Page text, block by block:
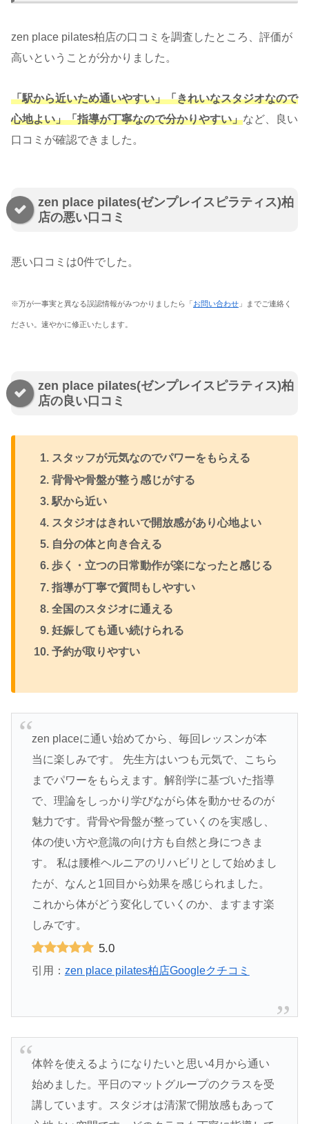
zen place pilates柏店の口コミを調査したところ、評価が
高いということが分かりました。
「駅から近いため通いやすい」「きれいなスタジオなので
心地よい」「指導が丁寧なので分かりやすい」など、良い
口コミが確認できました。
zen place pilates(ゼンプレイスピラティス)柏
店の悪い口コミ
悪い口コミは0件でした。
※万が一事実と異なる誤認情報がみつかりましたら「お問い合わせ 」までご連絡く
ださい。速やかに修正いたします。
zen place pilates(ゼンプレイスピラティス)柏
店の良い口コミ
スタッフが元気なのでパワーをもらえる
背骨や骨盤が整う感じがする
駅から近い
スタジオはきれいで開放感があり心地よい
自分の体と向き合える
歩く・立つの日常動作が楽になったと感じる
指導が丁寧で質問もしやすい
全国のスタジオに通える
妊娠しても通い続けられる
予約が取りやすい
zen placeに通い始めてから、毎回レッスンが本
当に楽しみです。 先生方はいつも元気で、こちら
までパワーをもらえます。解剖学に基づいた指導
で、理論をしっかり学びながら体を動かせるのが
魅力です。背骨や骨盤が整っていくのを実感し、
体の使い方や意識の向け方も自然と身につきま
す。 私は腰椎ヘルニアのリハビリとして始めまし
たが、なんと1回目から効果を感じられました。
これから体がどう変化していくのか、ますます楽
しみです。
5.0
引用： zen place pilates柏店Googleクチコミ
体幹を使えるようになりたいと思い4月から通い
始めました。平日のマットグループのクラスを受
講しています。スタジオは清潔で開放感もあって